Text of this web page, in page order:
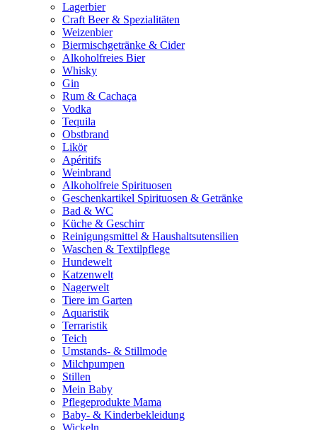
Lagerbier
Craft Beer & Spezialitäten
Weizenbier
Biermischgetränke & Cider
Alkoholfreies Bier
Whisky
Gin
Rum & Cachaça
Vodka
Tequila
Obstbrand
Likör
Apéritifs
Weinbrand
Alkoholfreie Spirituosen
Geschenkartikel Spirituosen & Getränke
Bad & WC
Küche & Geschirr
Reinigungsmittel & Haushaltsutensilien
Waschen & Textilpflege
Hundewelt
Katzenwelt
Nagerwelt
Tiere im Garten
Aquaristik
Terraristik
Teich
Umstands- & Stillmode
Milchpumpen
Stillen
Mein Baby
Pflegeprodukte Mama
Baby- & Kinderbekleidung
Wickeln